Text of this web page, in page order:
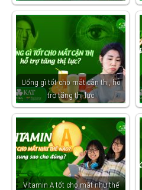
Uống gì tốt cho mắt cận thị, hỗ
trợ tăng thị lực
Vitamin A tốt cho mắt như thế